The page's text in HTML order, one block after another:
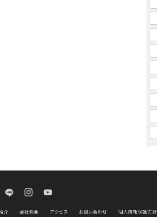
FacebookLINE
介 会社概要 アクセス お問い合わせ 個人情報保護方針